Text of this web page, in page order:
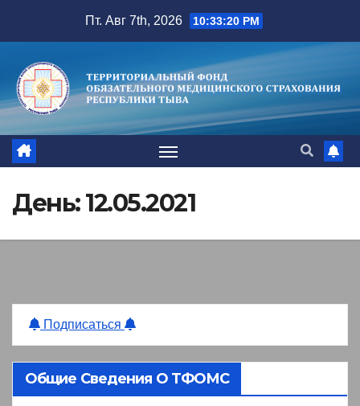
содержимому
Пт. Авг 7th, 2026 10:33:20 PM
День:12.05.2021
Подписаться
Общие Сведения О ТФОМС